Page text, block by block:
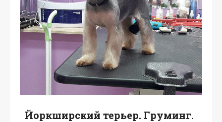
Йоркширский терьер. Груминг.